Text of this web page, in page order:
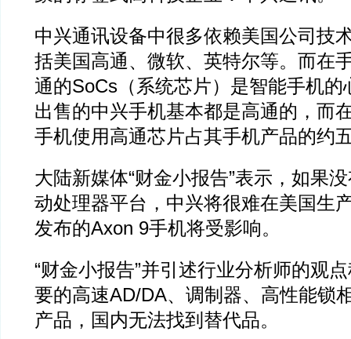
中兴通讯设备中很多依赖美国公司技
括美国高通、微软、英特尔等。而在
通的SoCs（系统芯片）是智能手机的
出售的中兴手机基本都是高通的，而
手机使用高通芯片占其手机产品的约
大陆新媒体“财金小报告”表示，如果
动处理器平台，中兴将很难在美国生
发布的Axon 9手机将受影响。
“财金小报告”并引述行业分析师的观
要的高速AD/DA、调制器、高性能锁
产品，国内无法找到替代品。